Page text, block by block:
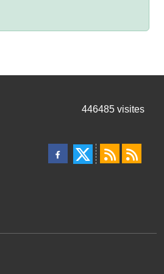
446485 visites